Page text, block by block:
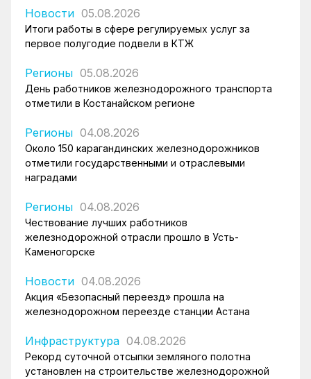
Новости 05.08.2026
Итоги работы в сфере регулируемых услуг за
первое полугодие подвели в КТЖ
Регионы 05.08.2026
День работников железнодорожного транспорта
отметили в Костанайском регионе
Регионы 04.08.2026
Около 150 карагандинских железнодорожников
отметили государственными и отраслевыми
наградами
Регионы 04.08.2026
Чествование лучших работников
железнодорожной отрасли прошло в Усть-
Каменогорске
Новости 04.08.2026
Акция «Безопасный переезд» прошла на
железнодорожном переезде станции Астана
Инфраструктура 04.08.2026
Рекорд суточной отсыпки земляного полотна
установлен на строительстве железнодорожной